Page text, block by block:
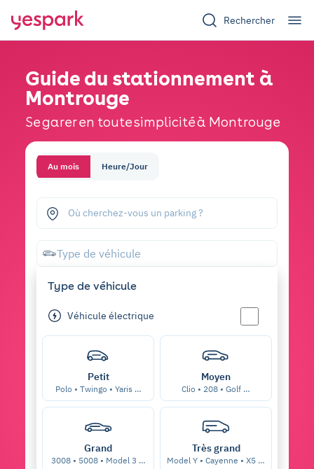
Rechercher
Guide du stationnement à
Montrouge
Se garer en toute simplicité à Montrouge
Heure/Jour
Au mois
Où cherchez-vous un parking ?
Type de véhicule
Type de véhicule
Véhicule électrique
Petit
Polo • Twingo • Yaris …
Moyen
Clio • 208 • Golf …
Grand
3008 • 5008 • Model 3 …
Très grand
Model Y • Cayenne • X5 …